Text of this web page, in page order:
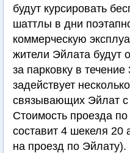
будут курсировать
шаттлы в дни
коммерческую
жители Эйлата будут
за парковку в
задействует
связывающих Эйлат
Стоимость проезда
составит 4 шекеля 20
на проезд по Эйлату).